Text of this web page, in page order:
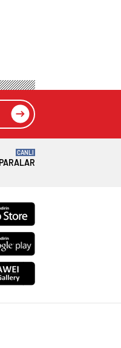
CANLI